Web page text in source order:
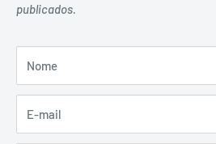
publicados.
Nome
E-mail